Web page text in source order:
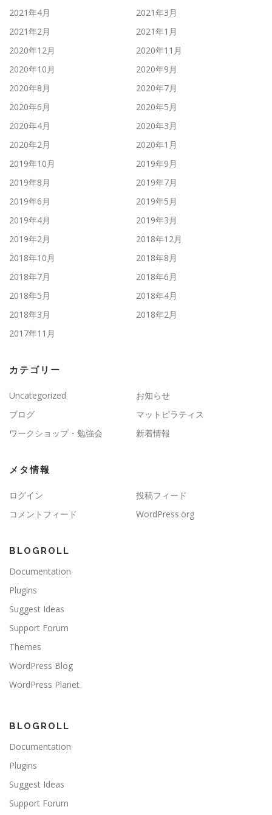
2021年4月
2021年3月
2021年2月
2021年1月
2020年12月
2020年11月
2020年10月
2020年9月
2020年8月
2020年7月
2020年6月
2020年5月
2020年4月
2020年3月
2020年2月
2020年1月
2019年10月
2019年9月
2019年8月
2019年7月
2019年6月
2019年5月
2019年4月
2019年3月
2019年2月
2018年12月
2018年10月
2018年8月
2018年7月
2018年6月
2018年5月
2018年4月
2018年3月
2018年2月
2017年11月
カテゴリー
Uncategorized
お知らせ
ブログ
マットピラティス
ワークショップ・勉強会
新着情報
メタ情報
ログイン
投稿フィード
コメントフィード
WordPress.org
BLOGROLL
Documentation
Plugins
Suggest Ideas
Support Forum
Themes
WordPress Blog
WordPress Planet
BLOGROLL
Documentation
Plugins
Suggest Ideas
Support Forum